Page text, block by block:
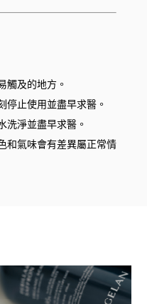
觸及的地方。
停止使用並盡早求醫。
洗淨並盡早求醫。
和氣味會有差異屬正常情